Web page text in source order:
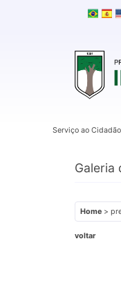
Serviço ao Cidadão
Galeria
Home>
voltar